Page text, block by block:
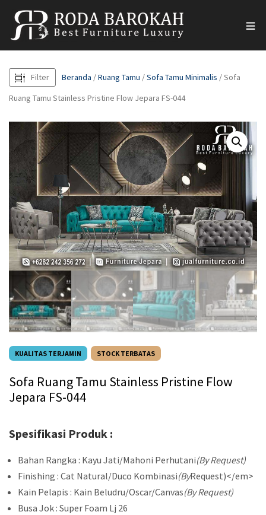
Filter Beranda /Ruang Tamu /Sofa Tamu Minimalis / Sofa
Ruang Tamu Stainless Pristine Flow Jepara FS-044
KUALITAS TERJAMIN STOCK TERBATAS
Sofa Ruang Tamu Stainless Pristine Flow
Jepara FS-044
Spesifikasi Produk :
Bahan Rangka : Kayu Jati/Mahoni Perhutani(By Request)
Finishing : Cat Natural/Duco Kombinasi(ByRequest)</em>
Kain Pelapis : Kain Beludru/Oscar/Canvas(By Request)
Busa Jok : Super Foam Lj 26